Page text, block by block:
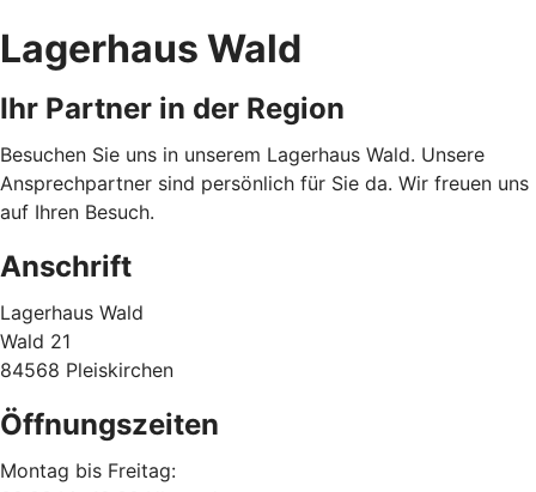
Lagerhaus Wald
Ihr Partner in der Region
Besuchen Sie uns in unserem Lagerhaus Wald. Unsere
Ansprechpartner sind persönlich für Sie da. Wir freuen uns
auf Ihren Besuch.
Anschrift
Lagerhaus Wald
Wald 21
84568 Pleiskirchen
Öffnungszeiten
Montag bis Freitag: